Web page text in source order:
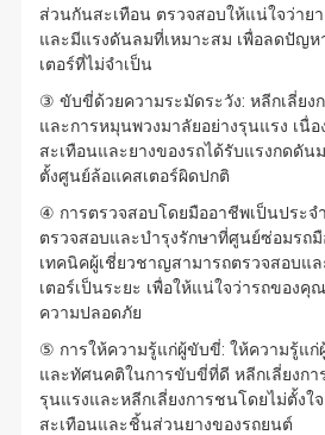
ส่วนกันสะเทือน ตรวจสอบให้แน่ใจว่าย
และมีแรงดันลมที่เหมาะสม เพื่อลดปัญ
เตอร์ที่ไม่จำเป็น
③ ขับขี่ด้วยความระมัดระวัง: หลีกเลี่ยง
และการหมุนพวงมาลัยอย่างรุนแรง เนื่
สะเทือนและยางของรถได้รับแรงกดดัน
ตั้งศูนย์ล้อแคสเตอร์ผิดปกติ
④ การตรวจสอบโดยมืออาชีพเป็นประจ
ตรวจสอบและบำรุงรักษาที่ศูนย์ซ่อมรถ
เทคนิคผู้เชี่ยวชาญสามารถตรวจสอบแ
เตอร์เป็นระยะ เพื่อให้แน่ใจว่ารถของ
ความปลอดภัย
⑤ การให้ความรู้แก่ผู้ขับขี่: ให้ความรู้แ
และทัศนคติในการขับขี่ที่ดี หลีกเลี่ยงกา
รุนแรงและหลีกเลี่ยงการชนโดยไม่ตั้งใ
สะเทือนและชิ้นส่วนยางของรถยนต์